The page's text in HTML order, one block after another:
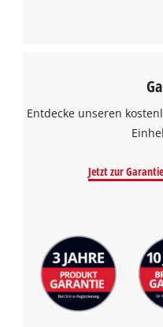
Entdecke unseren
Jetzt zur